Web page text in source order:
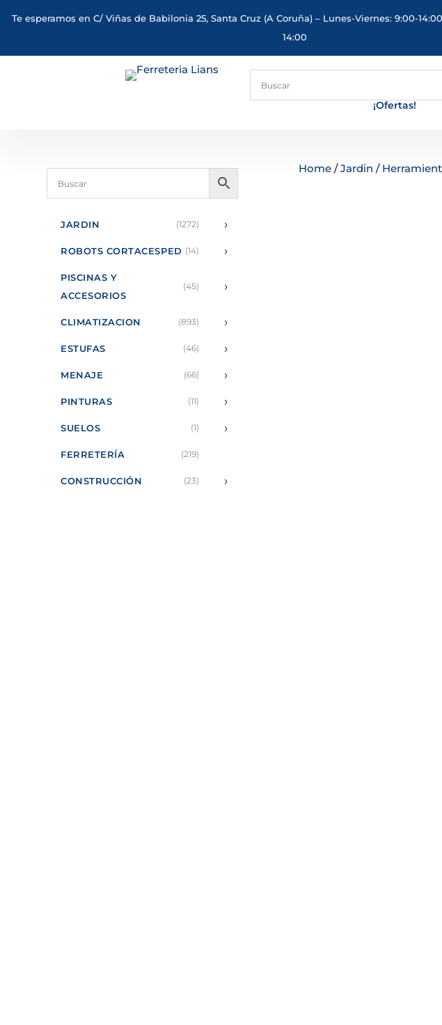
Te esperamos en C/ Viñas de Babilonia 25, Santa Cruz (A Coruña) – Lunes-Viernes: 9:00-
14:00
¡Ofertas!
JARDIN (1272) ›
ROBOTS CORTACESPED (14) ›
PISCINAS Y
ACCESORIOS
(45) ›
CLIMATIZACION (893) ›
ESTUFAS (46) ›
MENAJE (66) ›
PINTURAS (11) ›
SUELOS (1) ›
FERRETERÍA (219)
CONSTRUCCIÓN (23) ›
Home /Jardin /